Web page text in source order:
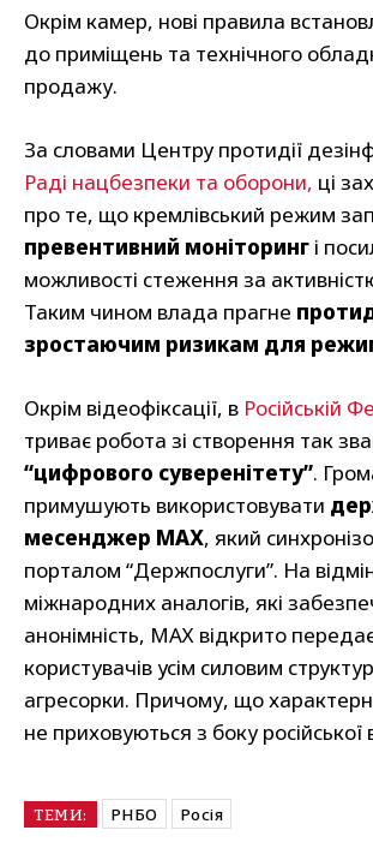
Окрім камер, нові правила
до приміщень та технічного
продажу.
За словами Центру протидії
Раді нацбезпеки та оборони, ці
про те, що кремлівський режим
превентивний моніторинг і
можливості стеження за
Таким чином влада прагне
зростаючим ризикам для
Окрім відеофіксації, в Російській
триває робота зі створення так
“цифрового суверенітету”.
примушують використовувати
месенджер МАХ, який
порталом “Держпослуги”. На
міжнародних аналогів, які
анонімність, МАХ відкрито
користувачів усім силовим
агресорки. Причому, що
не приховуються з боку російської
ТЕМИ: РНБО Росія